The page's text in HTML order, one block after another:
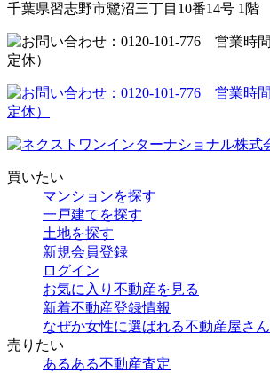
千葉県習志野市鷺沼三丁目10番14号 1階
買いたい
マンションを探す
一戸建てを探す
土地を探す
新規会員登録
ログイン
お気に入り不動産を見る
新着不動産登録情報
なぜか女性に選ばれる不動産屋さん
売りたい
あるある不動産査定